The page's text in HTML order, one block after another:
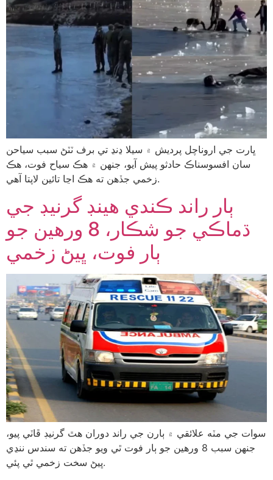
ڀارت جي اروناچل پرديش ۾ سيلا ڍنڍ تي برف ٽٽڻ سبب سياحن
سان افسوسناڪ حادثو پيش آيو، جنهن ۾ هڪ سياح فوت، هڪ
زخمي جڏهن ته هڪ اڃا تائين لاپتا آهي.
ٻار راند ڪندي هينڊ گرنيڊ جي
ڌماڪي جو شڪار، 8 ورهين جو
ٻار فوت، ڀيڻ زخمي
سوات جي مٽه علائقي ۾ ٻارن جي راند دوران هٿ گرنيڊ ڦاٽي پيو،
جنهن سبب 8 ورهين جو ٻار فوت ٿي ويو جڏهن ته سندس ننڍي
ڀيڻ سخت زخمي ٿي پئي.